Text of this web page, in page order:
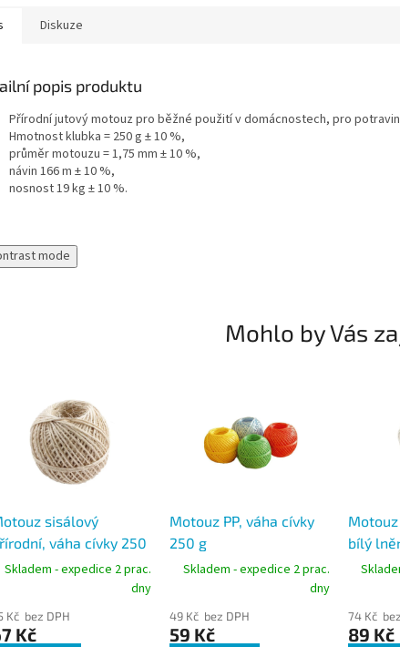
Diskuze
popis produktu
Přírodní jutový motouz pro běžné použití v domácnostech, pro
Hmotnost klubka = 250 g ± 10 %,
průměr motouzu = 1,75 mm ± 10 %,
návin 166 m ± 10 %,
nosnost 19 kg ± 10 %.
mode
Mohlo by Vás
sisálový
váha cívky 250
Skladem - expedice 2 prac.
dny
Kč bez DPH
Kč
Motouz PP, váha cívky
250 g
Skladem - expedice 2 prac.
dny
49 Kč bez DPH
59 Kč
bílý
74 Kč
89 Kč